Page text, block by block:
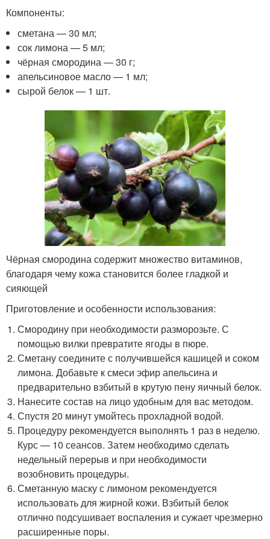
Компоненты:
сметана — 30 мл;
сок лимона — 5 мл;
чёрная смородина — 30 г;
апельсиновое масло — 1 мл;
сырой белок — 1 шт.
Чёрная смородина содержит множество витаминов,
благодаря чему кожа становится более гладкой и
сияющей
Приготовление и особенности использования:
Смородину при необходимости разморозьте. С
помощью вилки превратите ягоды в пюре.
Сметану соедините с получившейся кашицей и соком
лимона. Добавьте к смеси эфир апельсина и
предварительно взбитый в крутую пену яичный белок.
Нанесите состав на лицо удобным для вас методом.
Спустя 20 минут умойтесь прохладной водой.
Процедуру рекомендуется выполнять 1 раз в неделю.
Курс — 10 сеансов. Затем необходимо сделать
недельный перерыв и при необходимости
возобновить процедуры.
Сметанную маску с лимоном рекомендуется
использовать для жирной кожи. Взбитый белок
отлично подсушивает воспаления и сужает чрезмерно
расширенные поры.